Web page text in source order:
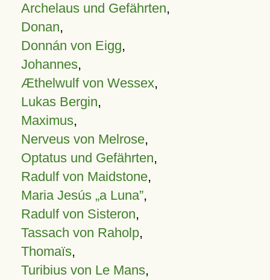
Archelaus und Gefährten,
Donan,
Donnán von Eigg,
Johannes,
Æthelwulf von Wessex,
Lukas Bergin,
Maximus,
Nerveus von Melrose,
Optatus und Gefährten,
Radulf von Maidstone,
Maria Jesús „a Luna”,
Radulf von Sisteron,
Tassach von Raholp,
Thomaïs,
Turibius von Le Mans,